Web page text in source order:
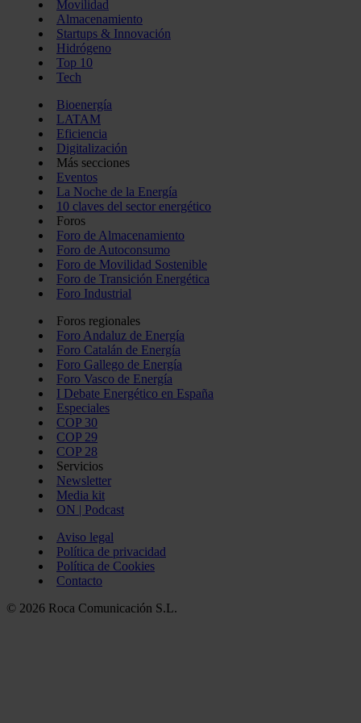
Movilidad
Almacenamiento
Startups & Innovación
Hidrógeno
Top 10
Tech
Bioenergía
LATAM
Eficiencia
Digitalización
Más secciones
Eventos
La Noche de la Energía
10 claves del sector energético
Foros
Foro de Almacenamiento
Foro de Autoconsumo
Foro de Movilidad Sostenible
Foro de Transición Energética
Foro Industrial
Foros regionales
Foro Andaluz de Energía
Foro Catalán de Energía
Foro Gallego de Energía
Foro Vasco de Energía
I Debate Energético en España
Especiales
COP 30
COP 29
COP 28
Servicios
Newsletter
Media kit
ON | Podcast
Aviso legal
Política de privacidad
Política de Cookies
Contacto
© 2026 Roca Comunicación S.L.